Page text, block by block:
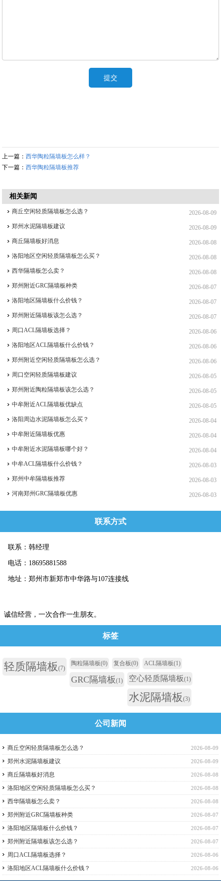
上一篇：西华陶粒隔墙板怎么样？
下一篇：西华陶粒隔墙板推荐
相关新闻
2026-08-09
商丘空闲轻质隔墙板怎么选？
2026-08-09
郑州水泥隔墙板建议
2026-08-08
商丘隔墙板好消息
2026-08-08
洛阳地区空闲轻质隔墙板怎么买？
2026-08-08
西华隔墙板怎么卖？
2026-08-07
郑州附近GRC隔墙板种类
2026-08-07
洛阳地区隔墙板什么价钱？
2026-08-07
郑州附近隔墙板该怎么选？
2026-08-06
周口ACL隔墙板选择？
2026-08-06
洛阳地区ACL隔墙板什么价钱？
2026-08-06
郑州附近空闲轻质隔墙板怎么选？
2026-08-05
周口空闲轻质隔墙板建议
2026-08-05
郑州附近陶粒隔墙板该怎么选？
2026-08-05
中牟附近ACL隔墙板优缺点
2026-08-04
洛阳周边水泥隔墙板怎么买？
2026-08-04
中牟附近隔墙板优惠
2026-08-04
中牟附近水泥隔墙板哪个好？
2026-08-03
中牟ACL隔墙板什么价钱？
2026-08-03
郑州中牟隔墙板推荐
2026-08-03
河南郑州GRC隔墙板优惠
联系方式
联系：韩经理
电话：18695881588
地址：郑州市新郑市中华路与107连接线
诚信经营，一次合作一生朋友。
标签
轻质隔墙板 (7)
陶粒隔墙板(0) 复合板(0) ACL隔墙板(1)
GRC隔墙板(1) 空心轻质隔墙板(1)
水泥隔墙板 (3)
公司新闻
2026-08-09
商丘空闲轻质隔墙板怎么选？
2026-08-09
郑州水泥隔墙板建议
2026-08-08
商丘隔墙板好消息
2026-08-08
洛阳地区空闲轻质隔墙板怎么买？
2026-08-08
西华隔墙板怎么卖？
2026-08-07
郑州附近GRC隔墙板种类
2026-08-07
洛阳地区隔墙板什么价钱？
2026-08-07
郑州附近隔墙板该怎么选？
2026-08-06
周口ACL隔墙板选择？
2026-08-06
洛阳地区ACL隔墙板什么价钱？